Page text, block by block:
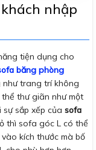
nhập
tiện dụng cho
băng phòng
như trang trí không
thư giãn như một
sắp xếp của sofa
thì sofa góc L có thể
kích thước mà bố